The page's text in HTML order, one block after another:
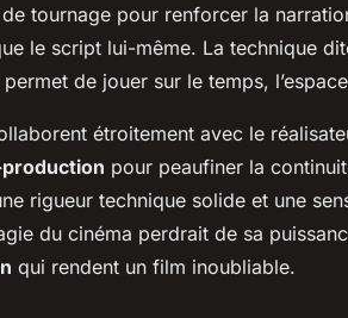
tournage pour renforcer la
le script lui-même. La technique
de jouer sur le temps,
étroitement avec le
pour peaufiner la
rigueur technique solide et une
du cinéma perdrait de sa
qui rendent un film inoubliable.